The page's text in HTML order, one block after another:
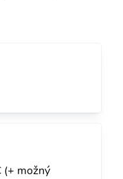
(+ možný